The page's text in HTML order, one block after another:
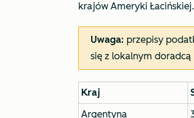
krajów Ameryki Łacińskiej.
Uwaga: przepisy
się z lokalnym
Kraj
Argentyna